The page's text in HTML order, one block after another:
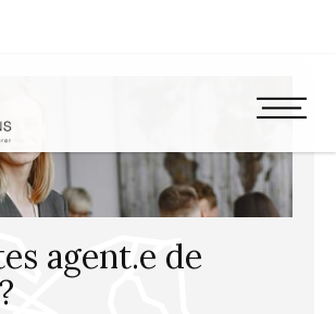
agent.e de